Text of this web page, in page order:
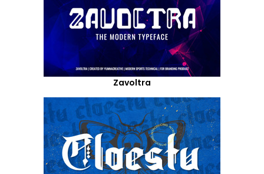
Zavoltra